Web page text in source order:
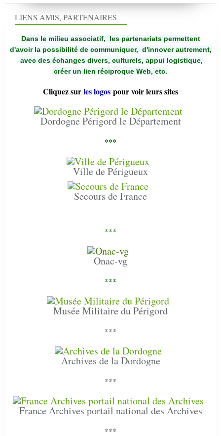
LIENS AMIS, PARTENAIRES
Dans le milieu associatif, les partenariats permettent
d'avoir la possibilité de communiquer, d'innover autrement,
avec des échanges divers, culturels, appui logistique,
créer un lien réciproque Web, etc.
Cliquez surles logos pour voir leurs sites
Dordogne Périgord le Département
***
Ville de Périgueux
Secours de France
***
Onac-vg
***
Musée Militaire du Périgord
***
Archives de la Dordogne
***
France Archives portail national des Archives
***